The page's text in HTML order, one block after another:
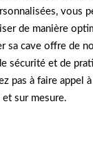
vous
de manière
sa cave offre de
sécurité et de
pas à faire appel
sur mesure.